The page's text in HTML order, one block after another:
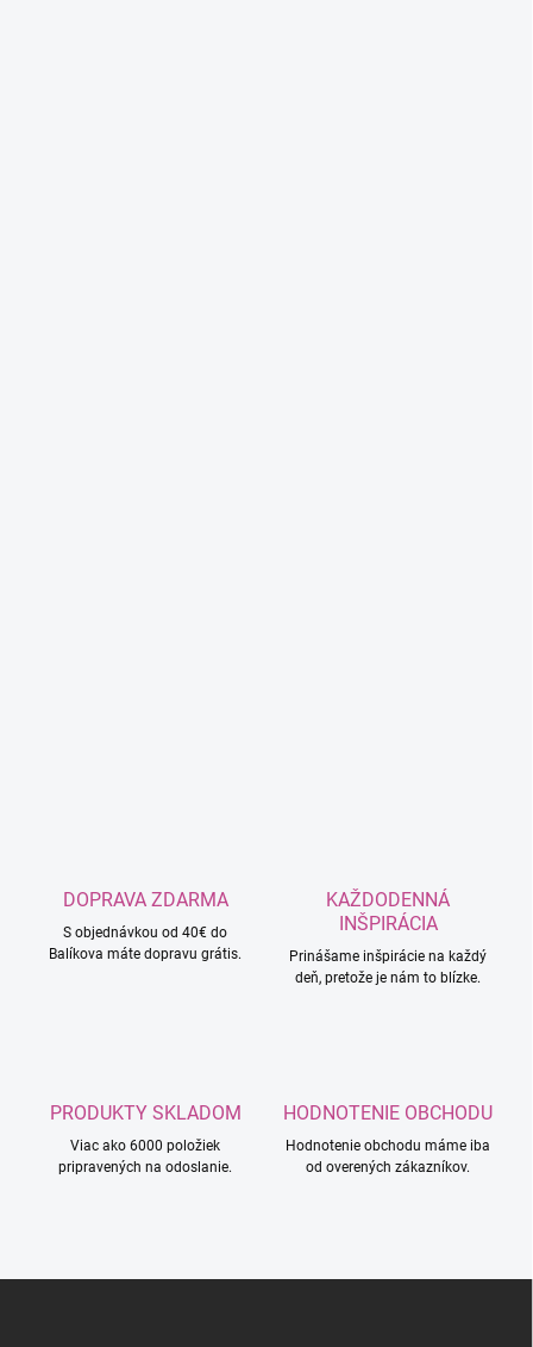
DOPRAVA ZDARMA
S objednávkou od 40€ do
Balíkova máte dopravu grátis.
KAŽDODENNÁ
INŠPIRÁCIA
Prinášame inšpirácie na každý
deň, pretože je nám to blízke.
PRODUKTY SKLADOM
Viac ako 6000 položiek
pripravených na odoslanie.
HODNOTENIE OBCHODU
Hodnotenie obchodu máme iba
od overených zákazníkov.